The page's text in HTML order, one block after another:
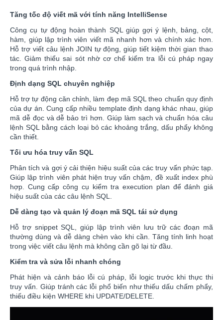
Tăng tốc độ viết mã với tính năng IntelliSense
Công cụ tự động hoàn thành SQL giúp gợi ý lệnh, bảng, cột,
hàm, giúp lập trình viên viết mã nhanh hơn và chính xác hơn.
Hỗ trợ viết câu lệnh JOIN tự động, giúp tiết kiệm thời gian thao
tác. Giảm thiểu sai sót nhờ cơ chế kiểm tra lỗi cú pháp ngay
trong quá trình nhập.
Định dạng SQL chuyên nghiệp
Hỗ trợ tự động căn chỉnh, làm đẹp mã SQL theo chuẩn quy định
của dự án. Cung cấp nhiều template định dạng khác nhau, giúp
mã dễ đọc và dễ bảo trì hơn. Giúp làm sạch và chuẩn hóa câu
lệnh SQL bằng cách loại bỏ các khoảng trắng, dấu phẩy không
cần thiết.
Tối ưu hóa truy vấn SQL
Phân tích và gợi ý cải thiện hiệu suất của các truy vấn phức tạp.
Giúp lập trình viên phát hiện truy vấn chậm, đề xuất index phù
hợp. Cung cấp công cụ kiểm tra execution plan để đánh giá
hiệu suất của các câu lệnh SQL.
Dễ dàng tạo và quản lý đoạn mã SQL tái sử dụng
Hỗ trợ snippet SQL, giúp lập trình viên lưu trữ các đoạn mã
thường dùng và dễ dàng chèn vào khi cần. Tăng tính linh hoạt
trong việc viết câu lệnh mà không cần gõ lại từ đầu.
Kiểm tra và sửa lỗi nhanh chóng
Phát hiện và cảnh báo lỗi cú pháp, lỗi logic trước khi thực thi
truy vấn. Giúp tránh các lỗi phổ biến như thiếu dấu chấm phẩy,
thiếu điều kiện WHERE khi UPDATE/DELETE.